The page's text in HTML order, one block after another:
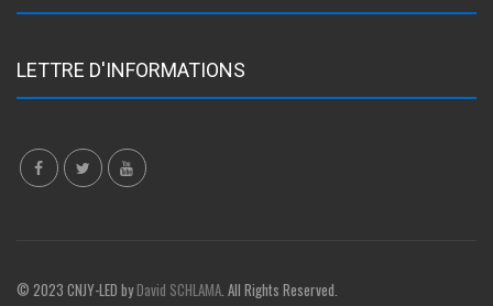
LETTRE D'INFORMATIONS
© 2023 CNJY-LED byDavid SCHLAMA. All Rights Reserved.